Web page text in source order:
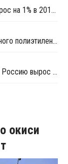
Импорт линейного полиэтилена в Россию вырос на 1% в 2014 году
В январе - сентябре 2014 года импорт линейного полиэтилена в Россию вырос на 5%
В январе - августе 2014 года импорт ЛПНП в Россию вырос на 2%
окиси